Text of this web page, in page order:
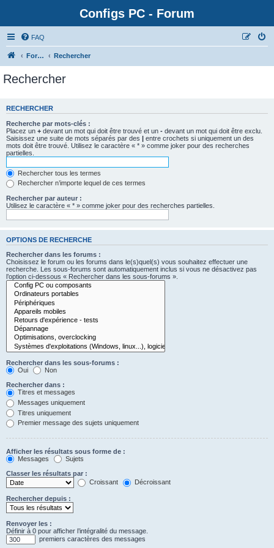
Configs PC - Forum
FAQ
Forum Rechercher
Rechercher
RECHERCHER
Recherche par mots-clés :
Placez un + devant un mot qui doit être trouvé et un - devant un mot qui doit être exclu.
Saisissez une suite de mots séparés par des | entre crochets si uniquement un des
mots doit être trouvé. Utilisez le caractère « * » comme joker pour des recherches
partielles.
Rechercher tous les termes
Rechercher n’importe lequel de ces termes
Rechercher par auteur :
Utilisez le caractère « * » comme joker pour des recherches partielles.
OPTIONS DE RECHERCHE
Rechercher dans les forums :
Choisissez le forum ou les forums dans le(s)quel(s) vous souhaitez effectuer une
recherche. Les sous-forums sont automatiquement inclus si vous ne désactivez pas
l’option ci-dessous « Rechercher dans les sous-forums ».
Rechercher dans les sous-forums :
Oui
Non
Rechercher dans :
Titres et messages
Messages uniquement
Titres uniquement
Premier message des sujets uniquement
Afficher les résultats sous forme de :
Messages
Sujets
Classer les résultats par :
Croissant
Décroissant
Rechercher depuis :
Renvoyer les :
Définir à 0 pour afficher l’intégralité du message.
premiers caractères des messages